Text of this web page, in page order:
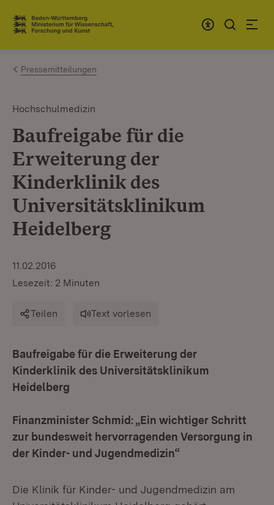
Zum Inhalt springen
Link zur Startseite
Pressemitteilungen
Hochschulmedizin
Baufreigabe für die
Erweiterung der
Kinderklinik des
Universitätsklinikum
Heidelberg
11.02.2016
Lesezeit: 2 Minuten
Teilen Text vorlesen
Baufreigabe für die Erweiterung der
Kinderklinik des Universitätsklinikum
Heidelberg
Finanzminister Schmid: „Ein wichtiger Schritt
zur bundesweit hervorragenden Versorgung in
der Kinder- und Jugendmedizin“
Die Klinik für Kinder- und Jugendmedizin am